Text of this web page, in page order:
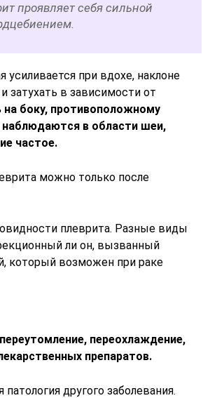
проявляет себя сильной
усиливается при вдохе, наклоне
затухать в зависимости от
боку, противоположному
в области шеи,
частое.
можно только после
плеврита. Разные виды
ли он, вызванный
который возможен при раке
переохлаждение,
препаратов.
другого заболевания.